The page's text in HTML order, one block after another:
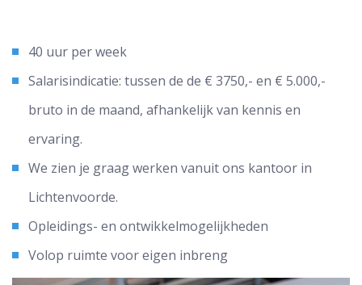
40 uur per week
Salarisindicatie: tussen de de € 3750,- en € 5.000,-
bruto in de maand, afhankelijk van kennis en
ervaring.
We zien je graag werken vanuit ons kantoor in
Lichtenvoorde.
Opleidings- en ontwikkelmogelijkheden
Volop ruimte voor eigen inbreng